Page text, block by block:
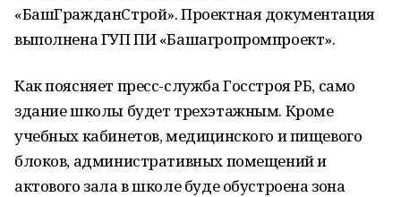
«БашГражданСтрой». Проектная документация
выполнена ГУП ПИ «Башагропромпроект».
Как поясняет пресс-служба Госстроя РБ, само
здание школы будет трехэтажным. Кроме
учебных кабинетов, медицинского и пищевого
блоков, административных помещений и
актового зала в школе буде обустроена зона